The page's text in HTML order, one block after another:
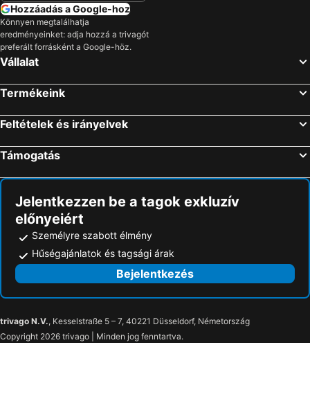
Szállás Montenegró
Szállás Tenerife
Szállás Garda-tó
Hozzáadás a Google-hoz
Könnyen megtalálhatja
eredményeinket: adja hozzá a trivagót
preferált forrásként a Google-höz.
Vállalat
Termékeink
Feltételek és irányelvek
Támogatás
Jelentkezzen be a tagok exkluzív
előnyeiért
Személyre szabott élmény
Hűségajánlatok és tagsági árak
Bejelentkezés
trivago N.V., Kesselstraße 5 – 7, 40221 Düsseldorf, Németország
Copyright 2026 trivago | Minden jog fenntartva.